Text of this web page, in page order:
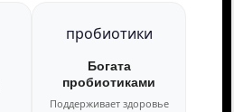
пробиотики
Богата
пробиотиками
Поддерживает здоровье